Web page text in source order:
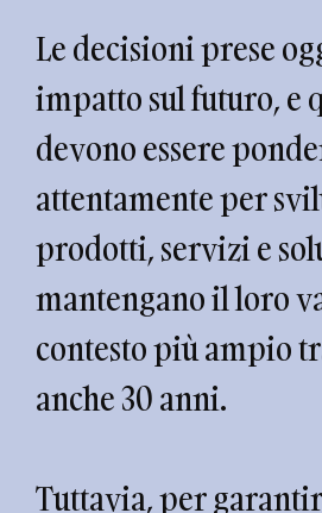
Le decisioni prese
impatto sul futuro, e
devono essere
attentamente per
prodotti, servizi e
mantengano il loro
contesto più ampio
anche 30 anni.
Tuttavia, per